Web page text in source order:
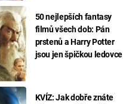
50 nejlepších fantasy
filmů všech dob: Pán
prstenů a Harry Potter
jsou jen špičkou ledovce
KVÍZ: Jak dobře znáte